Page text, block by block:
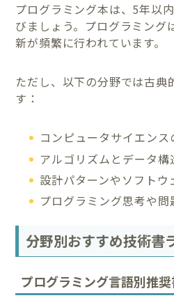
プログラミング本は、5年以
びましょう。プログラミング
新が頻繁に行われています。
ただし、以下の分野では古典
す：
コンピュータサイエンス
アルゴリズムとデータ構
設計パターンやソフトウ
プログラミング思考や問
分野別おすすめ技術書
プログラミング言語別推